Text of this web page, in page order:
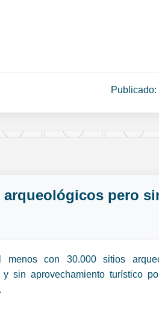
pero
menos con 30.000 sitios
y sin aprovechamiento turístico